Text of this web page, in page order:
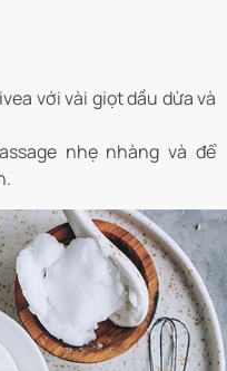
với vài giọt dầu dừa và
nhẹ nhàng và để